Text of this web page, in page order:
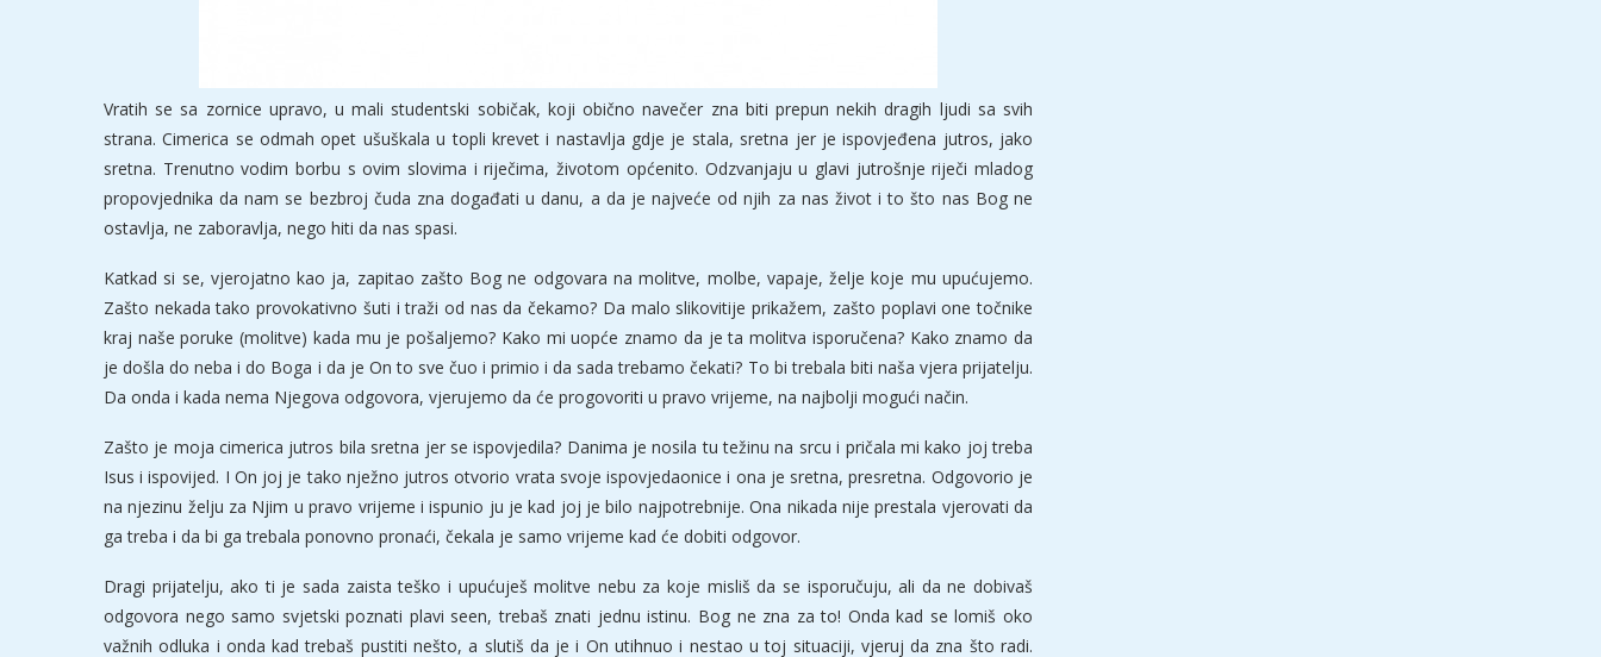
Vratih se sa zornice upravo, u mali studentski sobičak, koji obično navečer zna biti prepun nekih dragih ljudi sa svih
strana. Cimerica se odmah opet ušuškala u topli krevet i nastavlja gdje je stala, sretna jer je ispovjeđena jutros, jako
sretna. Trenutno vodim borbu s ovim slovima i riječima, životom općenito. Odzvanjaju u glavi jutrošnje riječi mladog
propovjednika da nam se bezbroj čuda zna događati u danu, a da je najveće od njih za nas život i to što nas Bog ne
ostavlja, ne zaboravlja, nego hiti da nas spasi.
Katkad si se, vjerojatno kao ja, zapitao zašto Bog ne odgovara na molitve, molbe, vapaje, želje koje mu upućujemo.
Zašto nekada tako provokativno šuti i traži od nas da čekamo? Da malo slikovitije prikažem, zašto poplavi one točnike
kraj naše poruke (molitve) kada mu je pošaljemo? Kako mi uopće znamo da je ta molitva isporučena? Kako znamo da
je došla do neba i do Boga i da je On to sve čuo i primio i da sada trebamo čekati? To bi trebala biti naša vjera prijatelju.
Da onda i kada nema Njegova odgovora, vjerujemo da će progovoriti u pravo vrijeme, na najbolji mogući način.
Zašto je moja cimerica jutros bila sretna jer se ispovjedila? Danima je nosila tu težinu na srcu i pričala mi kako joj treba
Isus i ispovijed. I On joj je tako nježno jutros otvorio vrata svoje ispovjedaonice i ona je sretna, presretna. Odgovorio je
na njezinu želju za Njim u pravo vrijeme i ispunio ju je kad joj je bilo najpotrebnije. Ona nikada nije prestala vjerovati da
ga treba i da bi ga trebala ponovno pronaći, čekala je samo vrijeme kad će dobiti odgovor.
Dragi prijatelju, ako ti je sada zaista teško i upućuješ molitve nebu za koje misliš da se isporučuju, ali da ne dobivaš
odgovora nego samo svjetski poznati plavi seen, trebaš znati jednu istinu. Bog ne zna za to! Onda kad se lomiš oko
važnih odluka i onda kad trebaš pustiti nešto, a slutiš da je i On utihnuo i nestao u toj situaciji, vjeruj da zna što radi.